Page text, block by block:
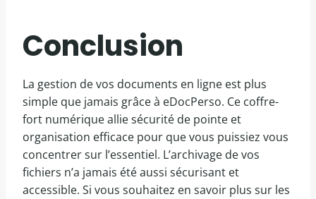
Conclusion
La gestion de vos documents en ligne est plus
simple que jamais grâce à eDocPerso. Ce coffre-
fort numérique allie sécurité de pointe et
organisation efficace pour que vous puissiez vous
concentrer sur l’essentiel. L’archivage de vos
fichiers n’a jamais été aussi sécurisant et
accessible. Si vous souhaitez en savoir plus sur les